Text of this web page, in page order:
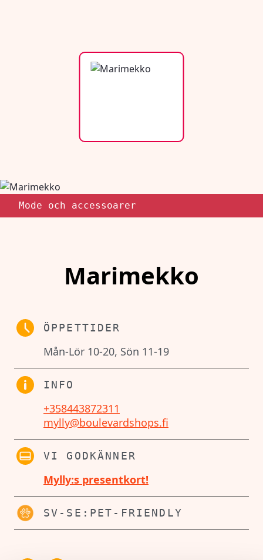
Mode och accessoarer
Marimekko
ÖPPETTIDER
Mån-Lör 10-20, Sön 11-19
INFO
+358443872311
mylly@boulevardshops.fi
VI GODKÄNNER
Mylly:s presentkort!
SV-SE:PET-FRIENDLY